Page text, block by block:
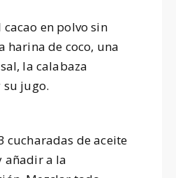
en polvo sin
harina de coco, una
la calabaza
jugo.
cucharadas de aceite
añadir a la